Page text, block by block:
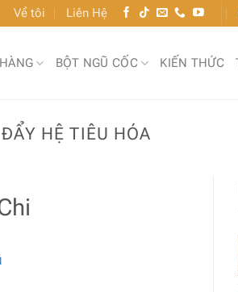
Về tôi Liên Hệ
BỘT NGŨ CỐC KIẾN THỨC
HỆ TIÊU HÓA